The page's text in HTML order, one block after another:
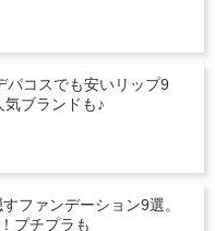
パコスでも安いリップ9
ブランドも♪
ファンデーション9選。
プチプラも